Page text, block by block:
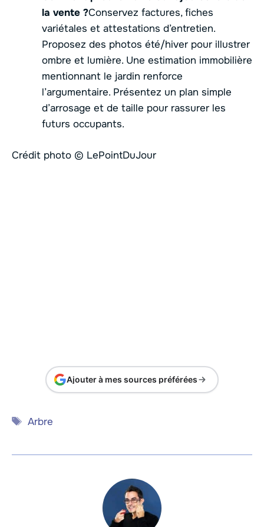
la vente ?Conservez factures, fiches
variétales et attestations d’entretien.
Proposez des photos été/hiver pour illustrer
ombre et lumière. Une estimation immobilière
mentionnant le jardin renforce
l’argumentaire. Présentez un plan simple
d’arrosage et de taille pour rassurer les
futurs occupants.
Crédit photo © LePointDuJour
Ajouter à mes sources préférées
Étiquettes
Arbre